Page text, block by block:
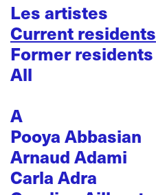
Les artistes
Current residents
Former residents
All
A
Pooya Abbasian
Arnaud Adami
Carla Adra